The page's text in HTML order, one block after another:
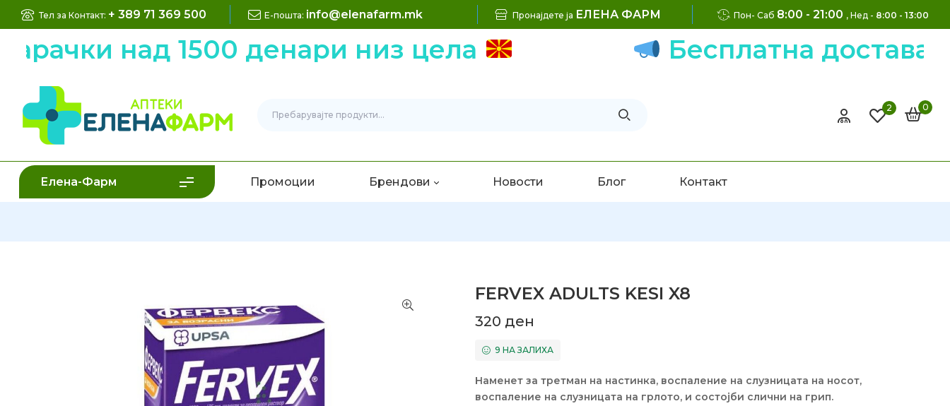
Тел за Контакт: + 389 71 369 500 Е-пошта: info@elenafarm.mk Пронајдете ја ЕЛЕНА ФАРМ Пон- Саб 8:00 - 21:00 , Нед - 8:00 - 13:00
над 1500 денари низ цела Бесплатна достава
2 0
Елена-Фарм Промоции Брендови Новости Блог Контакт
FERVEX ADULTS KESI X8
320 ден
9 НА ЗАЛИХА
Наменет за третман на настинка, воспаление на слузницата на носот,
воспаление на слузницата на грлото, и состојби слични на грип.